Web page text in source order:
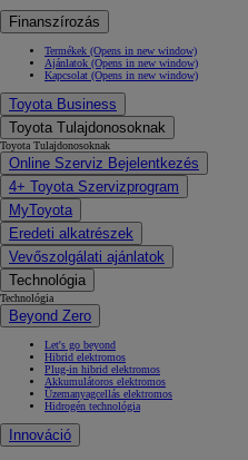
Finanszírozás
Termékek (Opens in new window)
Ajánlatok (Opens in new window)
Kapcsolat (Opens in new window)
Toyota Business
Toyota Tulajdonosoknak
Toyota Tulajdonosoknak
Online Szerviz Bejelentkezés
4+ Toyota Szervizprogram
MyToyota
Eredeti alkatrészek
Vevőszolgálati ajánlatok
Technológia
Technológia
Beyond Zero
Let's go beyond
Hibrid elektromos
Plug-in hibrid elektromos
Akkumulátoros elektromos
Üzemanyagcellás elektromos
Hidrogén technológia
Innováció